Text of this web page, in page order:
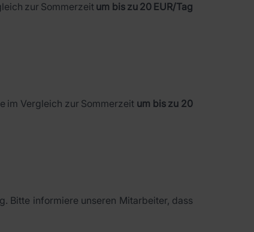
zur Sommerzeit um bis zu 20 EUR/Tag
im Vergleich zur Sommerzeit um bis zu 20
Bitte informiere unseren Mitarbeiter, dass